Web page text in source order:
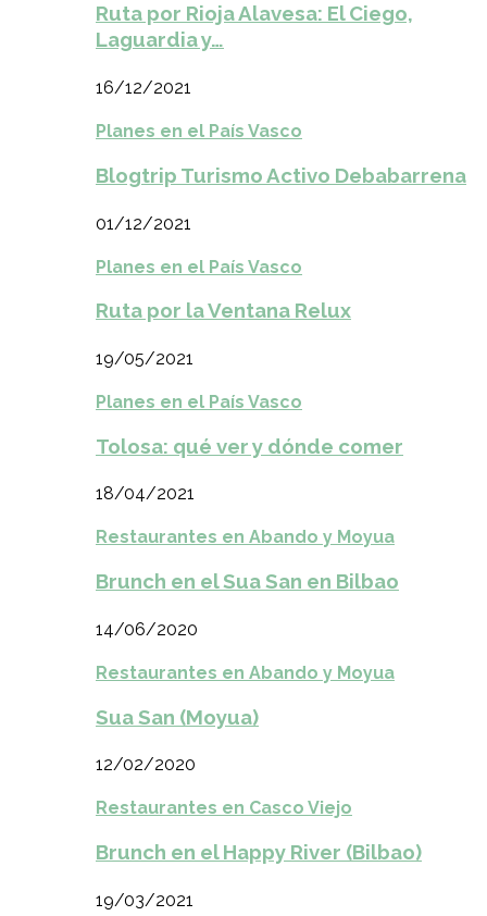
Ruta por Rioja Alavesa: El Ciego,
Laguardia y…
16/12/2021
Planes en el País Vasco
Blogtrip Turismo Activo Debabarrena
01/12/2021
Planes en el País Vasco
Ruta por la Ventana Relux
19/05/2021
Planes en el País Vasco
Tolosa: qué ver y dónde comer
18/04/2021
Restaurantes en Abando y Moyua
Brunch en el Sua San en Bilbao
14/06/2020
Restaurantes en Abando y Moyua
Sua San (Moyua)
12/02/2020
Restaurantes en Casco Viejo
Brunch en el Happy River (Bilbao)
19/03/2021